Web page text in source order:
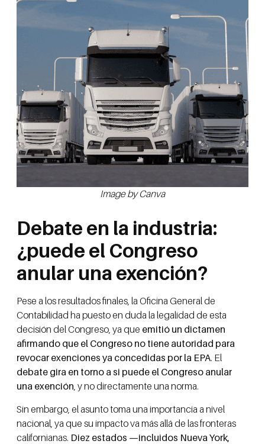
Image by Canva
Debate en la industria:
¿puede el Congreso
anular una exención?
Pese a los resultados finales, la Oficina General de
Contabilidad ha puesto en duda la legalidad de esta
decisión del Congreso, ya que emitió un dictamen
afirmando que el Congreso no tiene autoridad para
revocar exenciones ya concedidas por la EPA. El
debate gira en torno a si puede el Congreso anular
una exención, y no directamente una norma.
Sin embargo, el asunto toma una importancia a nivel
nacional, ya que su impacto va más allá de las fronteras
californianas. Diez estados —incluidos Nueva York,